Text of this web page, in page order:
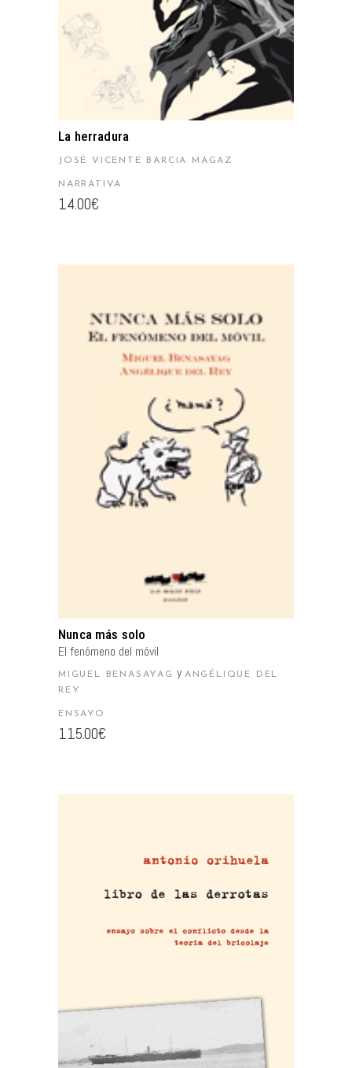
La herradura
JOSÉ VICENTE BARCIA MAGAZ
NARRATIVA
14.00€
AÑADIR AL CARRITO
Nunca más solo
El fenómeno del móvil
MIGUEL BENASAYAG y ANGÉLIQUE DEL
REY
ENSAYO
115.00€